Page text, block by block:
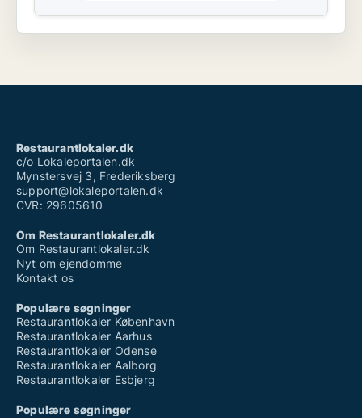
Restaurantlokaler.dk
c/o Lokaleportalen.dk
Mynstersvej 3, Frederiksberg
support@lokaleportalen.dk
CVR: 29605610
Om Restaurantlokaler.dk
Om Restaurantlokaler.dk
Nyt om ejendomme
Kontakt os
Populære søgninger
Restaurantlokaler København
Restaurantlokaler Aarhus
Restaurantlokaler Odense
Restaurantlokaler Aalborg
Restaurantlokaler Esbjerg
Populære søgninger